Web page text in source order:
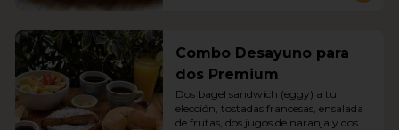
Combo Desayuno para
dos Premium
Dos bagel sandwich (eggy) a tu
elección, tostadas francesas, ensalada
de frutas, dos jugos de naranja y dos